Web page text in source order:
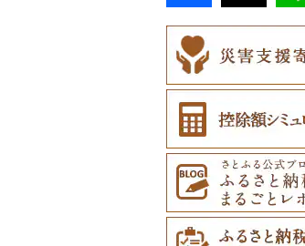
610）
民芸品（1,026）